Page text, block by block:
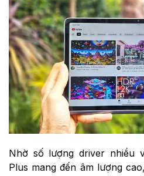
Nhờ số lượng driver nhiều
Plus mang đến âm lượng